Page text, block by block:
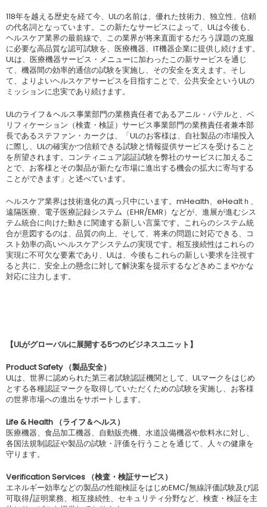
118年を越える歴史を経て今、ULの名前は、優れた技術力、独立性、信頼
の代名詞となっています。この新たなサービスによって、ULは今後も、
ヘルスケア業界の最前線で、この業界が将来直面するだろう課題の克服
に必要な高品質な認可試験を、医療機器、IT機器企業に提供し続けます。
ULは、医療機器サービス・メニューに加わったこの新サービスを通じ
て、機器間の効率的通信の試験を実施し、その安全を支えます。そし
て、よりよいヘルスケアサービスを目指すことで、公共安全というULの
ミッションに忠実であり続けます。
ULのライフ＆ヘルス事業部門の業務責任者であるアニル・パテルと、ベ
リフィケーション（検査・検証）サービス事業部門の業務責任者兼本部
長であるステファン・カークは、「ULのお客様は、自社製品の市場投入
に際し、ULの確実かつ信頼できる試験と情報提供サービスを受けること
を所望されます。コンティニュア認証試験を弊社のサービスに加えるこ
とで、お客様とその製品が新たな市場に進出する機会の拡大に寄与する
ことができます」と述べています。
ヘルスケア業界は技術進化の真っ只中にいます。mHealth、eHealtｈ、
遠隔医療、電子医療記録システム（EHR/EMR）などが、進展が進むシス
テム統合に向けた動きに関連する新しい言葉です。これらのシステム統
合が意図するのは、品質の向上、そして、将来の問題に対応できる、コ
スト効率の高いヘルスケアシステムの実現です。相互接続性はこれらの
実現に不可欠な要素であり、ULは、今後もこれらの新しい要求を注視す
ると共に、安全上の懸念に対して解決案を提示するなどきめこまやかな
対応に注力します。
【ULがグローバルに展開する5つのビジネスユニット】
Product Safety （製品安全）
ULは、世界に認められた第三者試験認証機関として、ULマークをはじめ
とする各種認証マークを取得していただくための試験を実施し、お客様
の世界市場への進出をサポートします。
Life & Health （ライフ＆ヘルス）
医療機器、食品加工機器、自動販売機、水道設備機器や飲料水に対し、
各国法規制認証や製品の試験・評価を行うことを通じて、人々の健康を
守ります。
Verification Services （検査・検証サービス）
エネルギー効率などの製品の性能検証をはじめEMC/無線評価試験及び認
可取得/証明業務、相互接続性、セキュリティ分野など、検査・検証を主